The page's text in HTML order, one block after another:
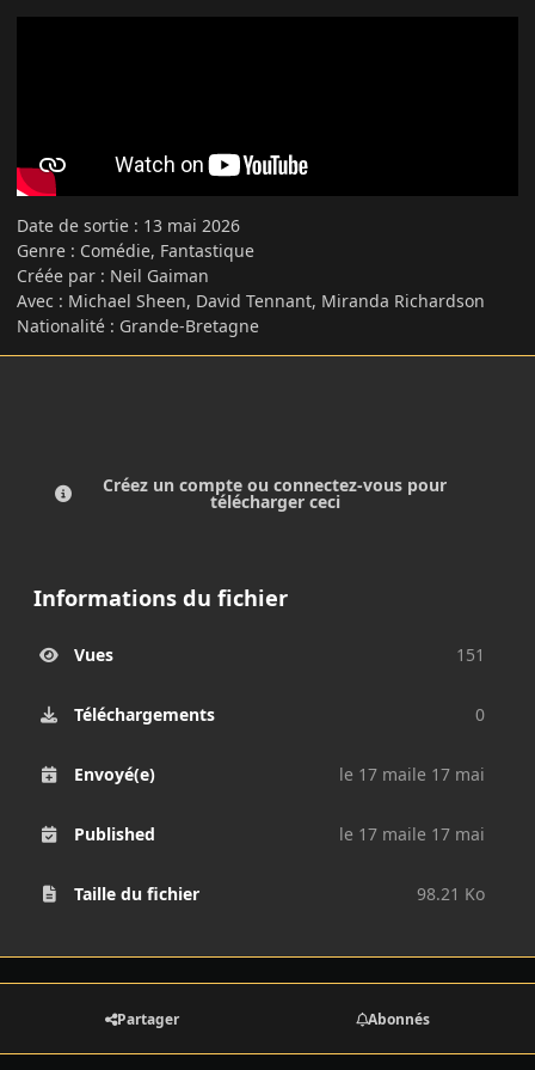
Date de sortie : 13 mai 2026
Genre : Comédie, Fantastique
Créée par : Neil Gaiman
Avec : Michael Sheen, David Tennant, Miranda Richardson
Nationalité : Grande-Bretagne
Créez un compte ou connectez-vous pour
télécharger ceci
Informations du fichier
Vues 151
Téléchargements 0
Envoyé(e) le 17 maile 17 mai
Published le 17 maile 17 mai
Taille du fichier 98.21 Ko
Partager Abonnés